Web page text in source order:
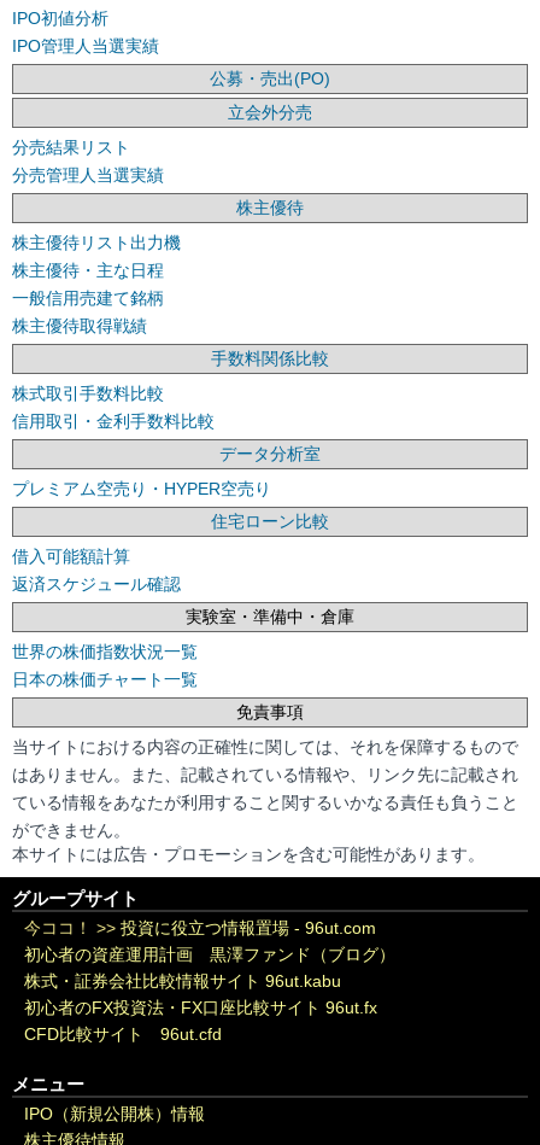
IPO初値分析
IPO管理人当選実績
公募・売出(PO)
立会外分売
分売結果リスト
分売管理人当選実績
株主優待
株主優待リスト出力機
株主優待・主な日程
一般信用売建て銘柄
株主優待取得戦績
手数料関係比較
株式取引手数料比較
信用取引・金利手数料比較
データ分析室
プレミアム空売り・HYPER空売り
住宅ローン比較
借入可能額計算
返済スケジュール確認
実験室・準備中・倉庫
世界の株価指数状況一覧
日本の株価チャート一覧
免責事項
当サイトにおける内容の正確性に関しては、それを保障するもので
はありません。また、記載されている情報や、リンク先に記載され
ている情報をあなたが利用すること関するいかなる責任も負うこと
ができません。
本サイトには広告・プロモーションを含む可能性があります。
グループサイト
今ココ！ >> 投資に役立つ情報置場 - 96ut.com
初心者の資産運用計画 黒澤ファンド（ブログ）
株式・証券会社比較情報サイト 96ut.kabu
初心者のFX投資法・FX口座比較サイト 96ut.fx
CFD比較サイト 96ut.cfd
メニュー
IPO（新規公開株）情報
株主優待情報